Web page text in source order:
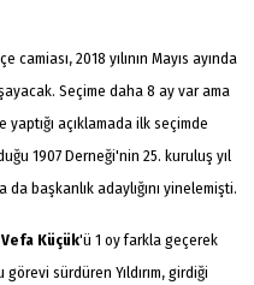
2018 yılının Mayıs ayında
Seçime daha 8 ay var ama
açıklamada ilk seçimde
1907 Derneği'nin 25. kuruluş yıl
başkanlık adaylığını yinelemişti.
Vefa Küçük'ü 1 oy farkla geçerek
sürdüren Yıldırım, girdiği